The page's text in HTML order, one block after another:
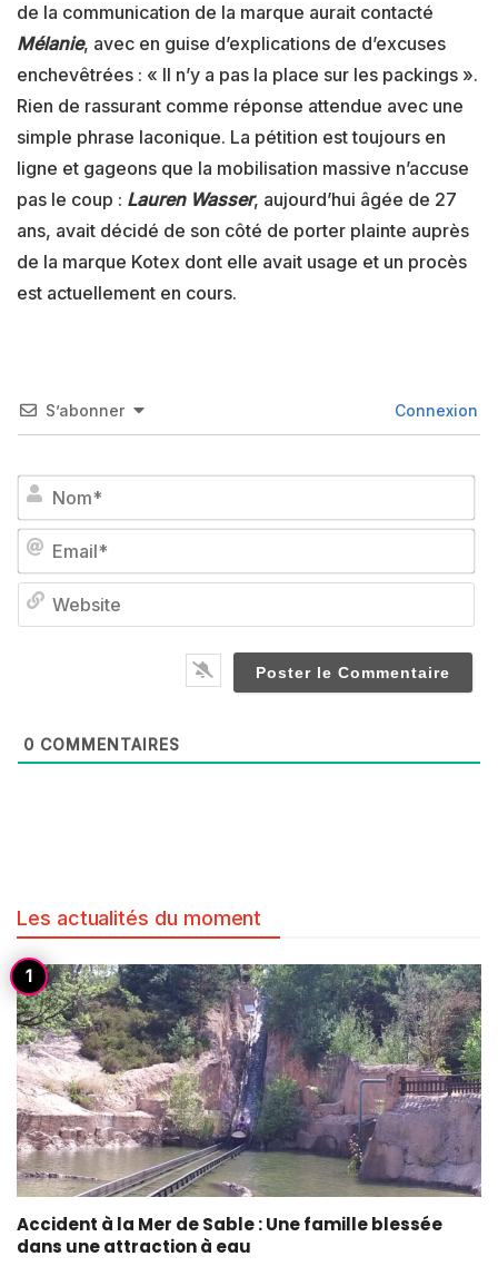
de la communication de la marque aurait contacté
Mélanie, avec en guise d’explications de d’excuses
enchevêtrées : « Il n’y a pas la place sur les packings ».
Rien de rassurant comme réponse attendue avec une
simple phrase laconique. La pétition est toujours en
ligne et gageons que la mobilisation massive n’accuse
pas le coup : Lauren Wasser, aujourd’hui âgée de 27
ans, avait décidé de son côté de porter plainte auprès
de la marque Kotex dont elle avait usage et un procès
est actuellement en cours.
S’abonner Connexion
0 COMMENTAIRES
Les actualités du moment
Accident à la Mer de Sable : Une famille blessée
dans une attraction à eau